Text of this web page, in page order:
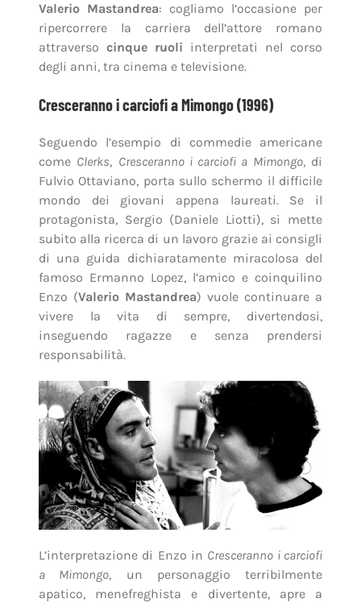
Valerio Mastandrea: cogliamo l’occasione per
ripercorrere la carriera dell’attore romano
attraverso cinque ruoli interpretati nel corso
degli anni, tra cinema e televisione.
Cresceranno i carciofi a Mimongo (1996)
Seguendo l’esempio di commedie americane
come Clerks, Cresceranno i carciofi a Mimongo, di
Fulvio Ottaviano, porta sullo schermo il difficile
mondo dei giovani appena laureati. Se il
protagonista, Sergio (Daniele Liotti), si mette
subito alla ricerca di un lavoro grazie ai consigli
di una guida dichiaratamente miracolosa del
famoso Ermanno Lopez, l’amico e coinquilino
Enzo (Valerio Mastandrea) vuole continuare a
vivere la vita di sempre, divertendosi,
inseguendo ragazze e senza prendersi
responsabilità.
L’interpretazione di Enzo in Cresceranno i carciofi
a Mimongo, un personaggio terribilmente
apatico, menefreghista e divertente, apre a